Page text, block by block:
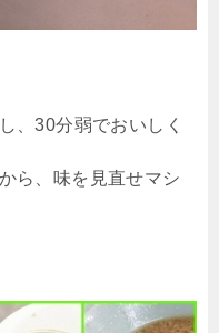
、30分弱でおいしく
ら、味を見直せマシ